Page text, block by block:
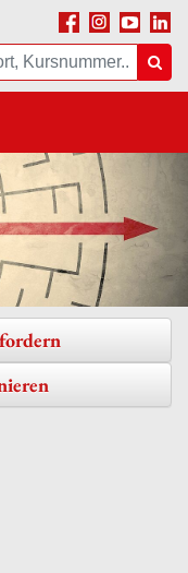
Facebook
Instagram
Youtube